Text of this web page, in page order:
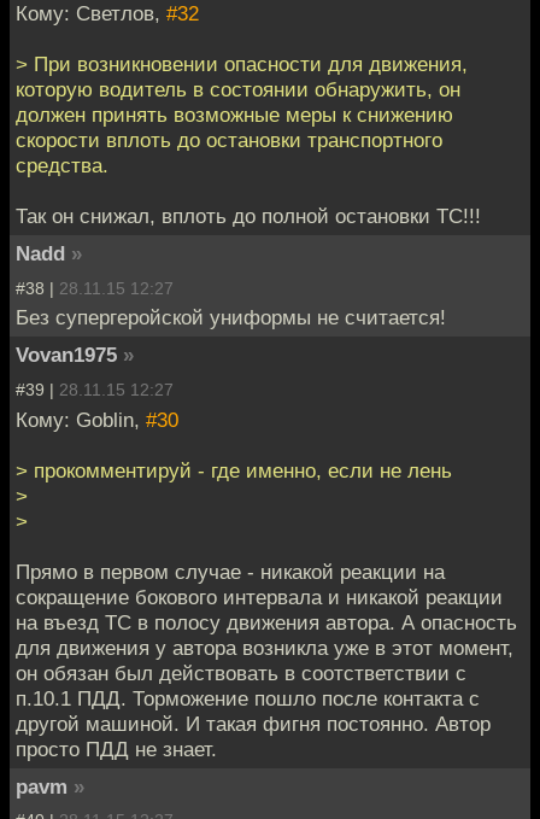
Кому: Светлов, #32
> При возникновении опасности для движения,
которую водитель в состоянии обнаружить, он
должен принять возможные меры к снижению
скорости вплоть до остановки транспортного
средства.
Так он снижал, вплоть до полной остановки ТС!!!
Nadd »
#38 | 28.11.15 12:27
Без супергеройской униформы не считается!
Vovan1975 »
#39 | 28.11.15 12:27
Кому: Goblin, #30
> прокомментируй - где именно, если не лень
>
>
Прямо в первом случае - никакой реакции на
сокращение бокового интервала и никакой реакции
на въезд ТС в полосу движения автора. А опасность
для движения у автора возникла уже в этот момент,
он обязан был действовать в соотстветствии с
п.10.1 ПДД. Торможение пошло после контакта с
другой машиной. И такая фигня постоянно. Автор
просто ПДД не знает.
pavm »